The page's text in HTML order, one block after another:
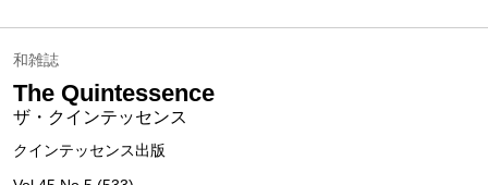
和雑誌
The Quintessence
ザ・クインテッセンス
クインテッセンス出版